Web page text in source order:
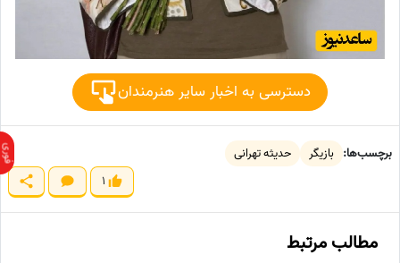
دسترسی به اخبار سایر هنرمندان
برچسب‌ها: بازیگر
حدیثه تهرانی
1
مطالب مرتبط